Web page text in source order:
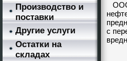
Производство и
поставки
Другие услуги
Остатки на
складах
ООО
с